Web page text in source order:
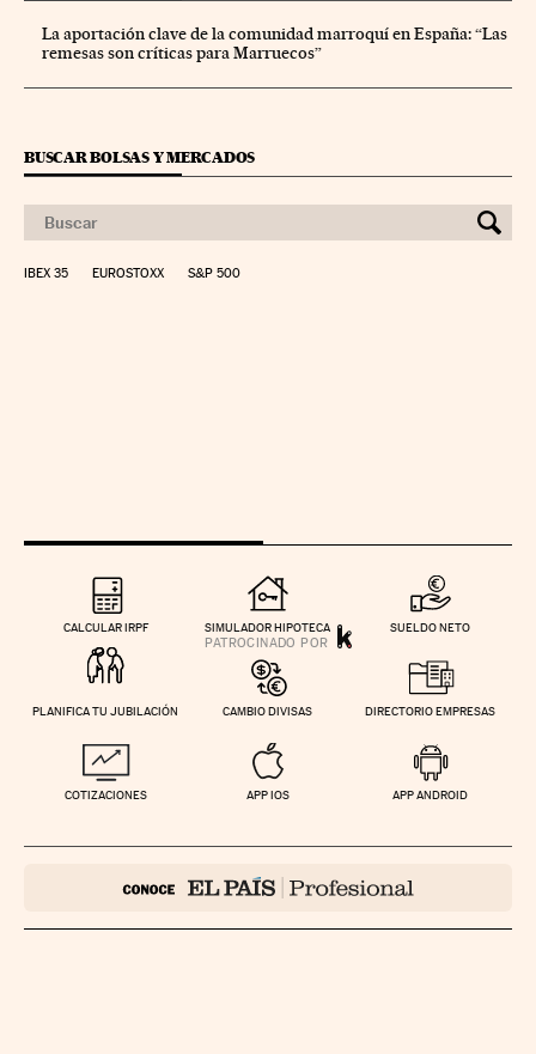
La aportación clave de la comunidad marroquí en España: “Las
remesas son críticas para Marruecos”
BUSCAR BOLSAS Y MERCADOS
IBEX 35 EUROSTOXX S&P 500
CALCULAR IRPF SIMULADOR HIPOTECA SUELDO NETO
PLANIFICA TU JUBILACIÓN CAMBIO DIVISAS DIRECTORIO EMPRESAS
COTIZACIONES APP IOS APP ANDROID